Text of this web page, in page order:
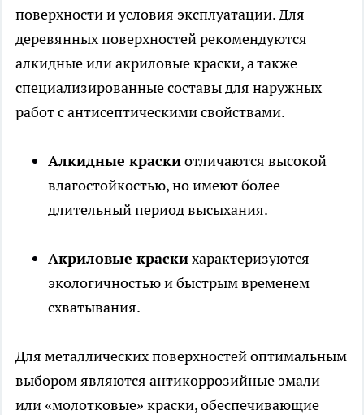
поверхности и условия эксплуатации. Для
деревянных поверхностей рекомендуются
алкидные или акриловые краски, а также
специализированные составы для наружных
работ с антисептическими свойствами.
Алкидные краскиотличаются высокой
влагостойкостью, но имеют более
длительный период высыхания.
Акриловые краскихарактеризуются
экологичностью и быстрым временем
схватывания.
Для металлических поверхностей оптимальным
выбором являются антикоррозийные эмали
или «молотковые» краски, обеспечивающие